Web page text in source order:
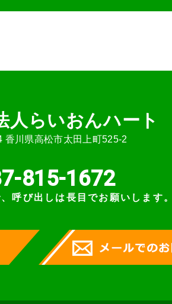
⼈らいおんハート
⾹川県⾼松市太⽥上町525-2
815-1672
呼び出しは長目でお願いします